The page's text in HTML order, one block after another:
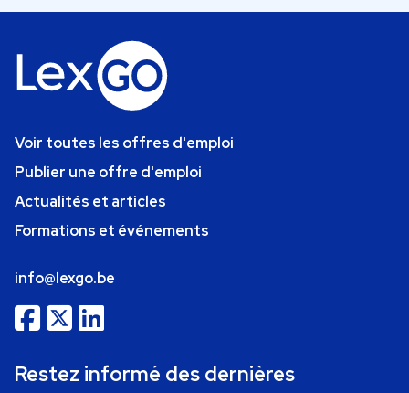
Voir toutes les offres d'emploi
Publier une offre d'emploi
Actualités et articles
Formations et événements
info@lexgo.be
Restez informé des dernières